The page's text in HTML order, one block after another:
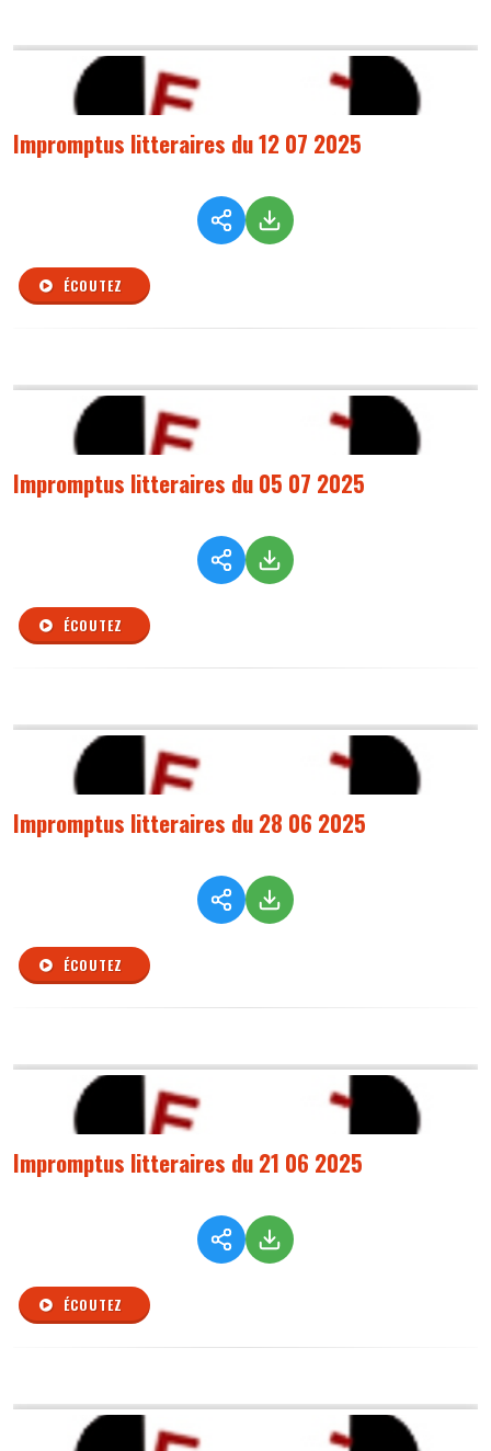
Impromptus litteraires du 12 07 2025
ÉCOUTEZ
Impromptus litteraires du 05 07 2025
ÉCOUTEZ
Impromptus litteraires du 28 06 2025
ÉCOUTEZ
Impromptus litteraires du 21 06 2025
ÉCOUTEZ